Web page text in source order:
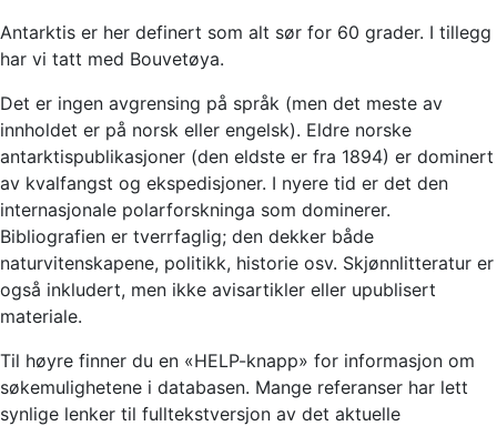
Antarktis er her definert som alt sør for 60 grader. I tillegg
har vi tatt med Bouvetøya.
Det er ingen avgrensing på språk (men det meste av
innholdet er på norsk eller engelsk). Eldre norske
antarktispublikasjoner (den eldste er fra 1894) er dominert
av kvalfangst og ekspedisjoner. I nyere tid er det den
internasjonale polarforskninga som dominerer.
Bibliografien er tverrfaglig; den dekker både
naturvitenskapene, politikk, historie osv. Skjønnlitteratur er
også inkludert, men ikke avisartikler eller upublisert
materiale.
Til høyre finner du en «HELP-knapp» for informasjon om
søkemulighetene i databasen. Mange referanser har lett
synlige lenker til fulltekstversjon av det aktuelle